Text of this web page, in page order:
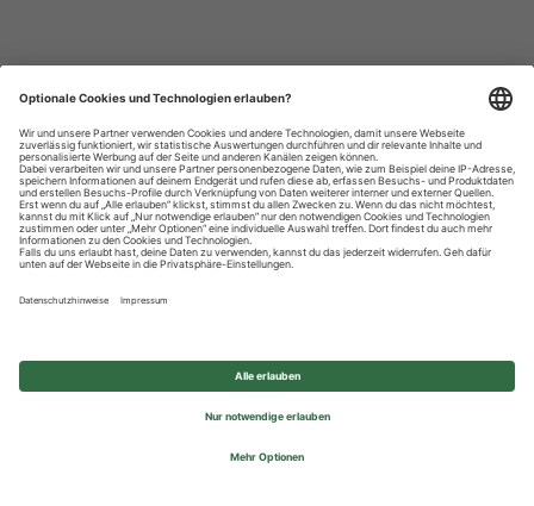
Datenschutzhinweise
Impressum
Privatsphäre-Einstellungen
© 2026 REWE Group - All rights reserved